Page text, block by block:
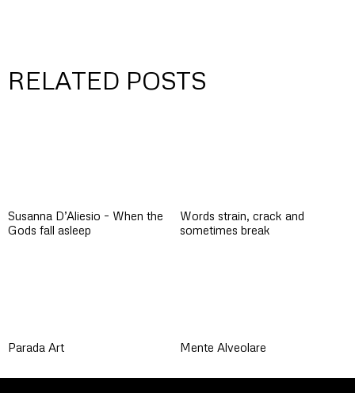
RELATED POSTS
Susanna D’Aliesio – When the
Gods fall asleep
Words strain, crack and
sometimes break
Parada Art Mente Alveolare